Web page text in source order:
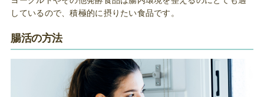
しているので、積極的に摂りたい食品です。
腸活の方法